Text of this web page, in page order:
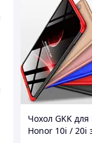
Чохол GKK
Honor 10i / 20i